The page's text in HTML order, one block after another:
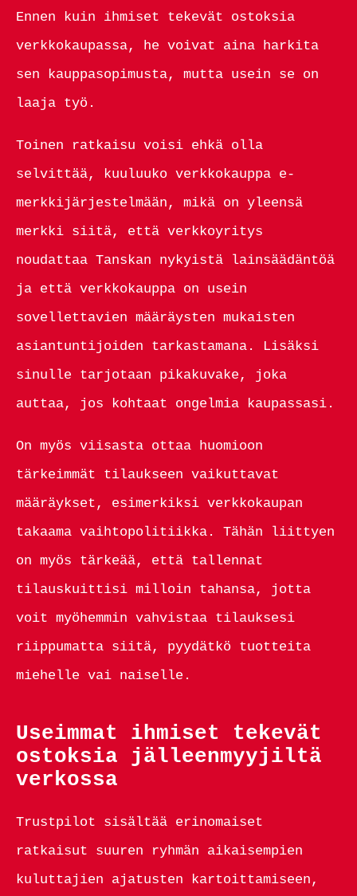
Ennen kuin ihmiset tekevät ostoksia
verkkokaupassa, he voivat aina harkita
sen kauppasopimusta, mutta usein se on
laaja työ.
Toinen ratkaisu voisi ehkä olla
selvittää, kuuluuko verkkokauppa e-
merkkijärjestelmään, mikä on yleensä
merkki siitä, että verkkoyritys
noudattaa Tanskan nykyistä lainsäädäntöä
ja että verkkokauppa on usein
sovellettavien määräysten mukaisten
asiantuntijoiden tarkastamana. Lisäksi
sinulle tarjotaan pikakuvake, joka
auttaa, jos kohtaat ongelmia kaupassasi.
On myös viisasta ottaa huomioon
tärkeimmät tilaukseen vaikuttavat
määräykset, esimerkiksi verkkokaupan
takaama vaihtopolitiikka. Tähän liittyen
on myös tärkeää, että tallennat
tilauskuittisi milloin tahansa, jotta
voit myöhemmin vahvistaa tilauksesi
riippumatta siitä, pyydätkö tuotteita
miehelle vai naiselle.
Useimmat ihmiset tekevät
ostoksia jälleenmyyjiltä
verkossa
Trustpilot sisältää erinomaiset
ratkaisut suuren ryhmän aikaisempien
kuluttajien ajatusten kartoittamiseen,